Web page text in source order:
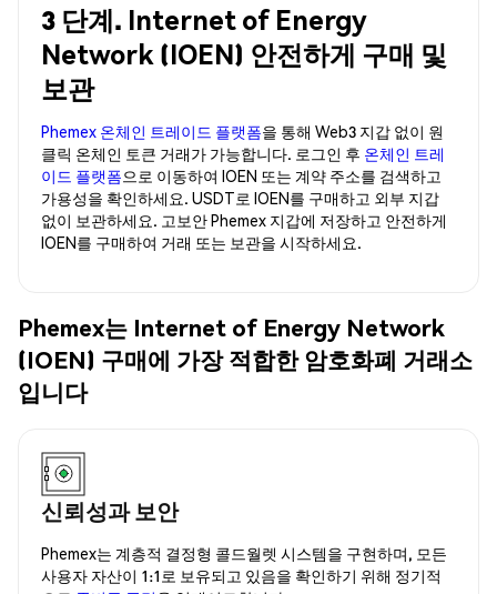
3 단계. Internet of Energy
Network (IOEN) 안전하게 구매 및
보관
Phemex 온체인 트레이드 플랫폼을 통해 Web3 지갑 없이 원
클릭 온체인 토큰 거래가 가능합니다. 로그인 후 온체인 트레
이드 플랫폼으로 이동하여 IOEN 또는 계약 주소를 검색하고
가용성을 확인하세요. USDT로 IOEN를 구매하고 외부 지갑
없이 보관하세요. 고보안 Phemex 지갑에 저장하고 안전하게
IOEN를 구매하여 거래 또는 보관을 시작하세요.
Phemex는 Internet of Energy Network
(IOEN) 구매에 가장 적합한 암호화폐 거래소
입니다
신뢰성과 보안
Phemex는 계층적 결정형 콜드월렛 시스템을 구현하며, 모든
사용자 자산이 1:1로 보유되고 있음을 확인하기 위해 정기적